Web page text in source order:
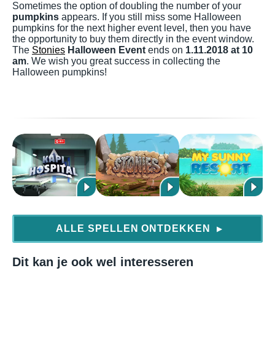
Sometimes the option of doubling the number of your
pumpkins appears. If you still miss some Halloween
pumpkins for the next higher event level, then you have
the opportunity to buy them directly in the event window.
The Stonies Halloween Event ends on 1.11.2018 at 10
am. We wish you great success in collecting the
Halloween pumpkins!
ALLE SPELLEN ONTDEKKEN ▶
Dit kan je ook wel interesseren